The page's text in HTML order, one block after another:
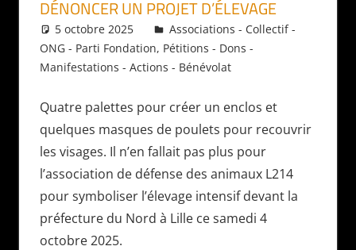
DÉNONCER UN PROJET D’ÉLEVAGE
5 octobre 2025 Daniel
Associations - Collectif -
ONG - Parti Fondation, Pétitions - Dons -
Manifestations - Actions - Bénévolat
Quatre palettes pour créer un enclos et
quelques masques de poulets pour recouvrir
les visages. Il n’en fallait pas plus pour
l’association de défense des animaux L214
pour symboliser l’élevage intensif devant la
préfecture du Nord à Lille ce samedi 4
octobre 2025.